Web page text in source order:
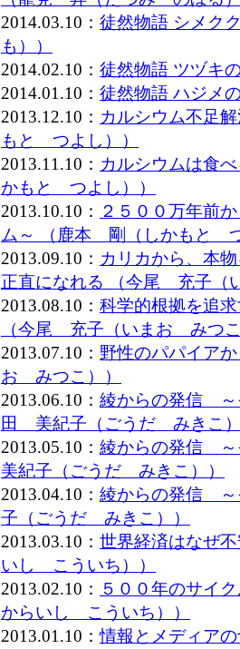
2014.03.10： 徒然物語 シメク
も））
2014.02.10： 徒然物語 ツヅキ
2014.01.10： 徒然物語 ハジメ
2013.12.10： カルシウム不足
もと つよし））
2013.11.10： カルシウムは食
かもと つよし））
2013.10.10：
２５００万年前
ム～ （鹿本 剛（しかもと
2013.09.10： カリカから、本
正直になれる （今尾 充子（
2013.08.10： 科学的根拠を追
（今尾 充子（いまお みつ
2013.07.10： 野性のパパイア
お みつこ））
2013.06.10： 綾からの発信 ～
田 美紀子（ごうだ みきこ
2013.05.10： 綾からの発信
美紀子（ごうだ みきこ））
2013.04.10： 綾からの発信
子（ごうだ みきこ））
2013.03.10： 世界経済はなぜ
いし こういち））
2013.02.10： ５００年のサイ
からいし こういち））
2013.01.10：情報とメディア